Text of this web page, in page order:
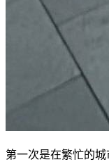
第一次是在繁忙的